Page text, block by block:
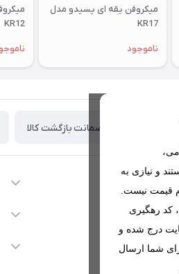
میکروفن یقه ای یسیدو مدل
KR17
ناموجود
KR12
و نیازی به
قیمت نیست.
کد رهگیری
در سایت درج شده و
شما ارسال
ضمانت بازگشت کالا